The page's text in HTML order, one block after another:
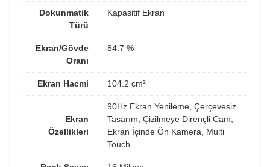
Dokunmatik
Türü
Kapasitif Ekran
Ekran/Gövde
Oranı
84.7 %
Ekran Hacmi 104.2 cm²
Ekran
Özellikleri
90Hz Ekran Yenileme, Çerçevesiz
Tasarım, Çizilmeye Dirençli Cam,
Ekran İçinde Ön Kamera, Multi
Touch